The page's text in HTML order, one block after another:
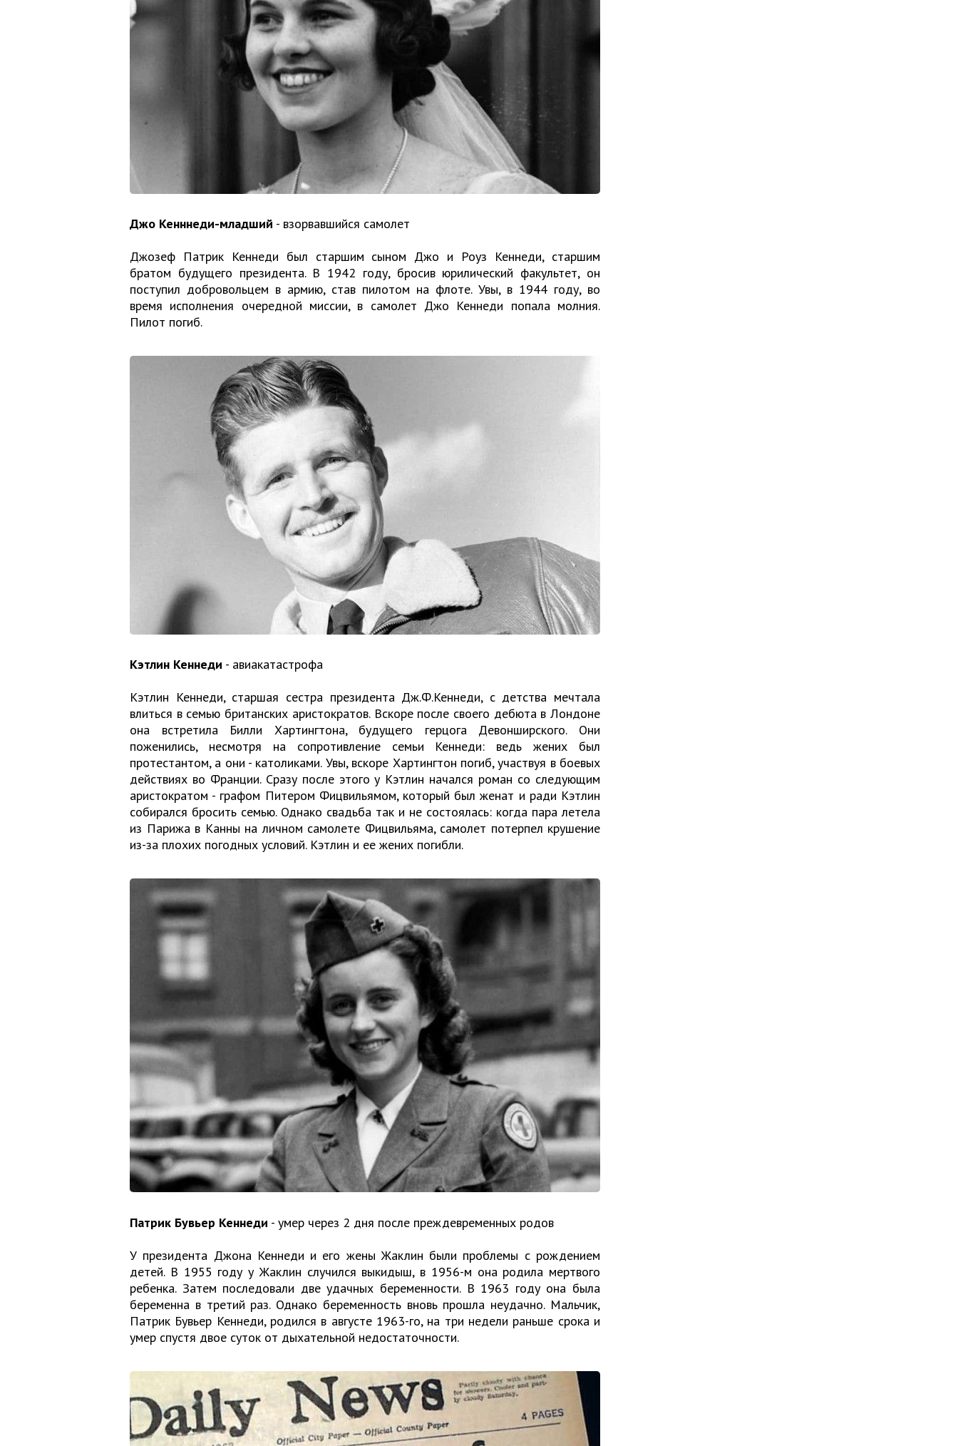
Джо Кенннеди-младший - взорвавшийся самолет
Джозеф Патрик Кеннеди был старшим сыном Джо и Роуз Кеннеди, старшим
братом будущего президента. В 1942 году, бросив юрилический факультет, он
поступил добровольцем в армию, став пилотом на флоте. Увы, в 1944 году, во
время исполнения очередной миссии, в самолет Джо Кеннеди попала молния.
Пилот погиб.
Кэтлин Кеннеди - авиакатастрофа
Кэтлин Кеннеди, старшая сестра президента Дж.Ф.Кеннеди, с детства мечтала
влиться в семью британских аристократов. Вскоре после своего дебюта в Лондоне
она встретила Билли Хартингтона, будущего герцога Девонширского. Они
поженились, несмотря на сопротивление семьи Кеннеди: ведь жених был
протестантом, а они - католиками. Увы, вскоре Хартингтон погиб, участвуя в боевых
действиях во Франции. Сразу после этого у Кэтлин начался роман со следующим
аристократом - графом Питером Фицвильямом, который был женат и ради Кэтлин
собирался бросить семью. Однако свадьба так и не состоялась: когда пара летела
из Парижа в Канны на личном самолете Фицвильяма, самолет потерпел крушение
из-за плохих погодных условий. Кэтлин и ее жених погибли.
Патрик Бувьер Кеннеди - умер через 2 дня после преждевременных родов
У президента Джона Кеннеди и его жены Жаклин были проблемы с рождением
детей. В 1955 году у Жаклин случился выкидыш, в 1956-м она родила мертвого
ребенка. Затем последовали две удачных беременности. В 1963 году она была
беременна в третий раз. Однако беременность вновь прошла неудачно. Мальчик,
Патрик Бувьер Кеннеди, родился в августе 1963-го, на три недели раньше срока и
умер спустя двое суток от дыхательной недостаточности.